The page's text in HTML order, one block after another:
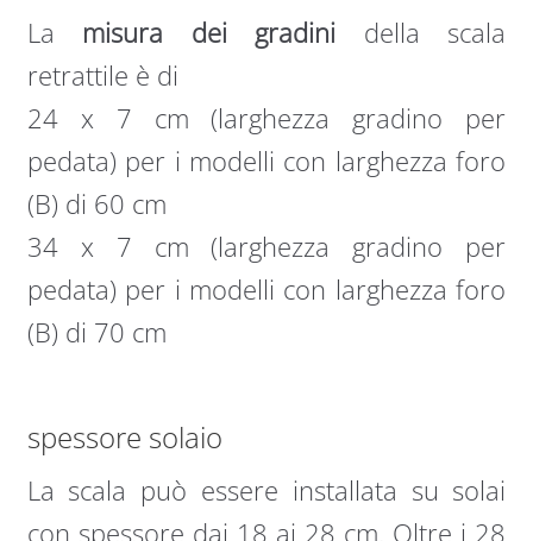
La misura dei gradini della scala
retrattile è di
24 x 7 cm (larghezza gradino per
pedata) per i modelli con larghezza foro
(B) di 60 cm
34 x 7 cm (larghezza gradino per
pedata) per i modelli con larghezza foro
(B) di 70 cm
spessore solaio
La scala può essere installata su solai
con spessore dai 18 ai 28 cm. Oltre i 28